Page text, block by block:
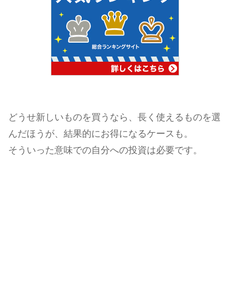
どうせ新しいものを買うなら、長く使えるものを選
んだほうが、結果的にお得になるケースも。
そういった意味での自分への投資は必要です。